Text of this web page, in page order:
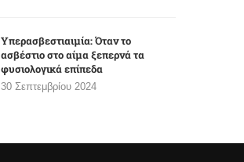
Υπερασβεστιαιμία: Όταν το
ασβέστιο στο αίμα ξεπερνά τα
φυσιολογικά επίπεδα
30 Σεπτεμβρίου 2024